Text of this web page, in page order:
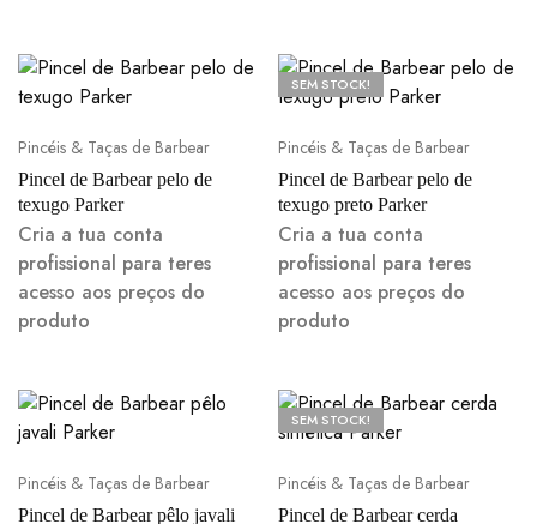
Pincéis & Taças de Barbear
Pincel de Barbear pelo de
texugo Parker
Cria a tua conta
profissional para teres
acesso aos preços do
produto
SEM STOCK!
Pincéis & Taças de Barbear
Pincel de Barbear pelo de
texugo preto Parker
Cria a tua conta
profissional para teres
acesso aos preços do
produto
Pincéis & Taças de Barbear
Pincel de Barbear pêlo javali
SEM STOCK!
Pincéis & Taças de Barbear
Pincel de Barbear cerda